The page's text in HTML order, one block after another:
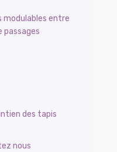
modulables entre
passages
des tapis
nous